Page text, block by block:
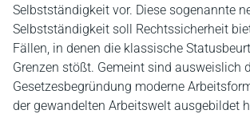
Selbstständigkeit vor. Diese sogenannte
Selbstständigkeit soll Rechtssicherheit
Fällen, in denen die klassische
Grenzen stößt. Gemeint sind ausweislich
Gesetzesbegründung moderne
der gewandelten Arbeitswelt ausgebildet